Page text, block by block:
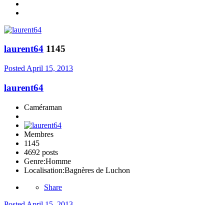
laurent64 1145
Posted April 15, 2013
laurent64
Caméraman
Membres
1145
4692 posts
Genre:Homme
Localisation:Bagnères de Luchon
Share